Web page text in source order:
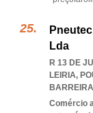
Lda
R 13 DE
LEIRIA,
Comércio